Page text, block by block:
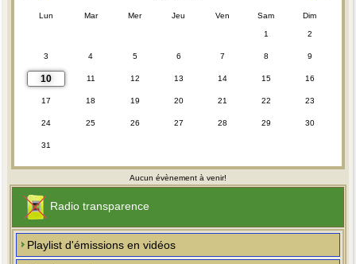
Lun Mar Mer Jeu Ven Sam Dim
1 2
3 4 5 6 7 8 9
10 11 12 13 14 15 16
17 18 19 20 21 22 23
24 25 26 27 28 29 30
31
Aucun évènement à venir!
Radio transparence
Playlist d'émissions en vidéos